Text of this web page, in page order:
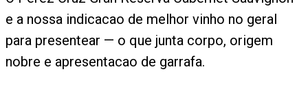
e a nossa indicacao de melhor vinho no geral
para presentear — o que junta corpo, origem
nobre e apresentacao de garrafa.